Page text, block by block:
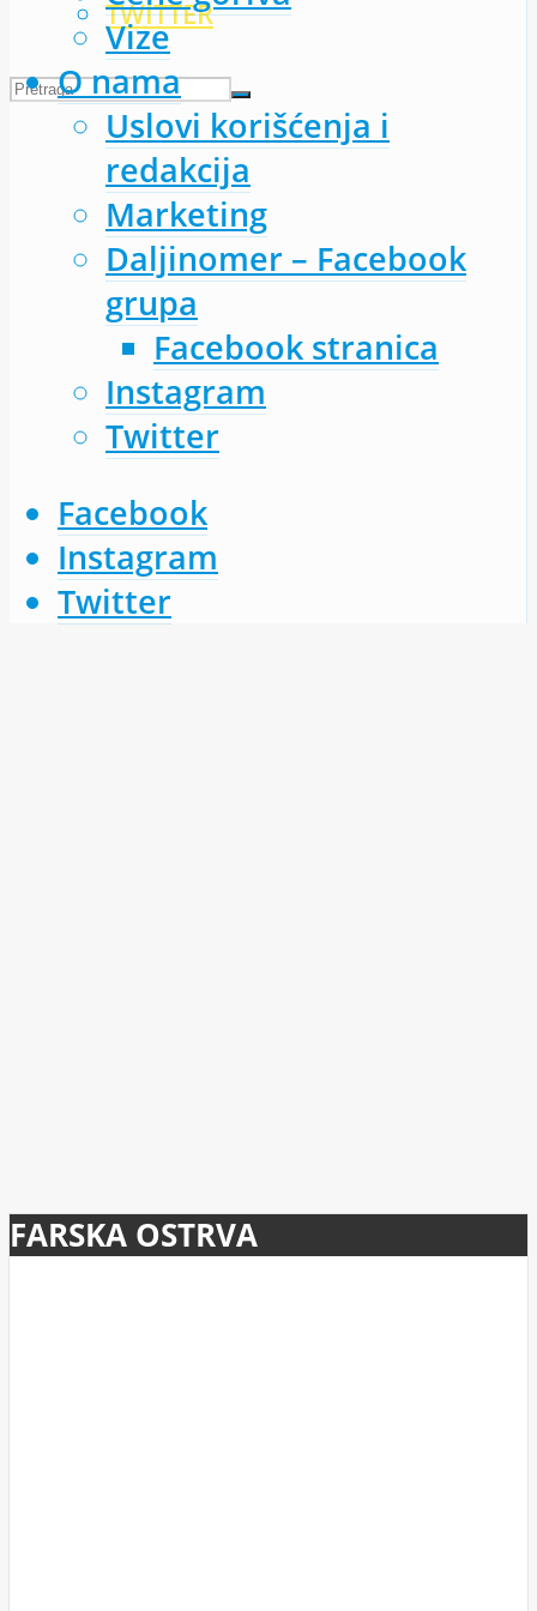
TWITTER
Vize
O nama
Uslovi korišćenja i
redakcija
Marketing
Daljinomer – Facebook
grupa
Facebook stranica
Instagram
Twitter
Facebook
Instagram
Twitter
FARSKA OSTRVA